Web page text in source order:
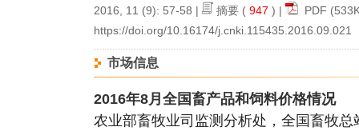
2016, 11 (9): 57-58 | 摘要 ( 947 ) | PDF
https://doi.org/10.16174/j.cnki.115435.2016.09.021
市场信息
2016年8月全国畜产品和饲料价格情况
农业部畜牧业司监测分析处，全国畜牧总